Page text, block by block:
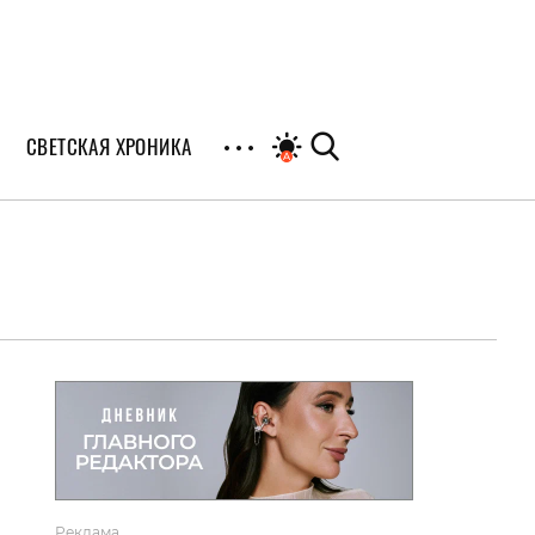
СВЕТСКАЯ ХРОНИКА